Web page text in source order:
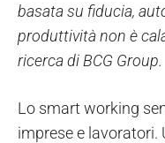
basata su fiducia,
produttività non è
ricerca di BCG Group.
Lo smart working
imprese e lavoratori.